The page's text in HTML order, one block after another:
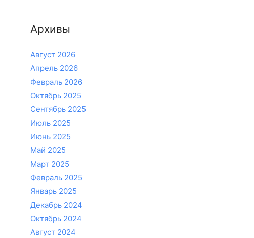
Архивы
Август 2026
Апрель 2026
Февраль 2026
Октябрь 2025
Сентябрь 2025
Июль 2025
Июнь 2025
Май 2025
Март 2025
Февраль 2025
Январь 2025
Декабрь 2024
Октябрь 2024
Август 2024